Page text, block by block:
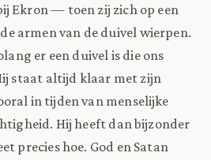
Ekron — toen zij zich op een
armen van de duivel wierpen.
er een duivel is die ons
staat altijd klaar met zijn
in tijden van menselijke
Hij heeft dan bijzonder
precies hoe. God en Satan